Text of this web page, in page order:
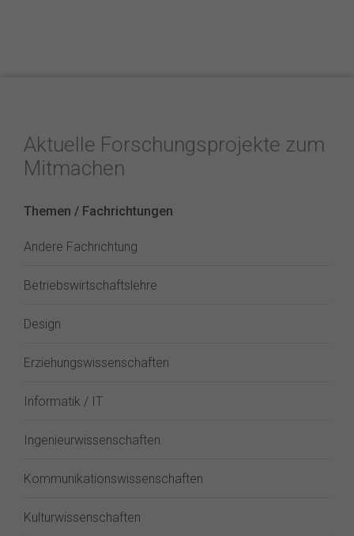
Aktuelle Forschungsprojekte zum
Mitmachen
Themen / Fachrichtungen
Andere Fachrichtung
Betriebswirtschaftslehre
Design
Erziehungswissenschaften
Informatik / IT
Ingenieurwissenschaften
Kommunikationswissenschaften
Kulturwissenschaften